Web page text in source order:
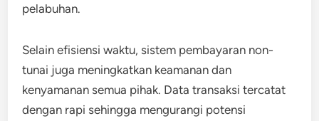
pelabuhan.
Selain efisiensi waktu, sistem pembayaran non-
tunai juga meningkatkan keamanan dan
kenyamanan semua pihak. Data transaksi tercatat
dengan rapi sehingga mengurangi potensi